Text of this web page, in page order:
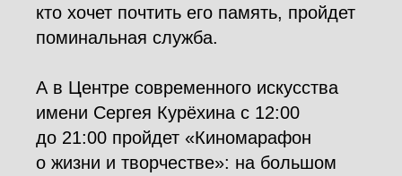
кто хочет почтить его память, пройдет
поминальная служба.
А в Центре современного искусства
имени Сергея Курёхина с 12:00
до 21:00 пройдет «Киномарафон
о жизни и творчестве»: на большом